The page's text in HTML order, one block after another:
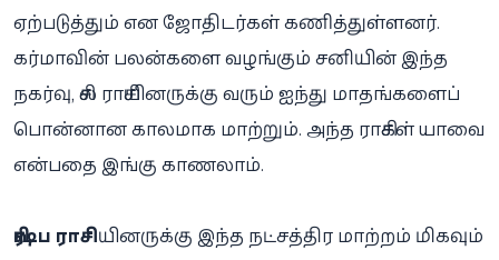
ஏற்படுத்தும் என ஜோதிடர்கள் கணித்துள்ளனர்.
கர்மாவின் பலன்களை வழங்கும் சனியின் இந்த
நகர்வு, சில ராசியினருக்கு வரும் ஐந்து மாதங்களைப்
பொன்னான காலமாக மாற்றும். அந்த ராசிகள் யாவை
என்பதை இங்கு காணலாம்.
ரிஷப ராசியினருக்கு இந்த நட்சத்திர மாற்றம் மிகவும்